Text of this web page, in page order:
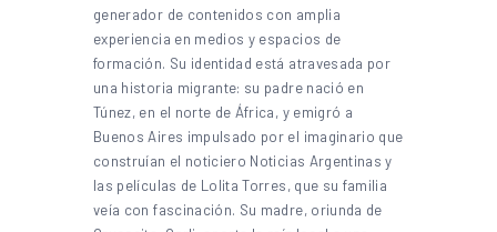
generador de contenidos con amplia
experiencia en medios y espacios de
formación. Su identidad está atravesada por
una historia migrante: su padre nació en
Túnez, en el norte de África, y emigró a
Buenos Aires impulsado por el imaginario que
construían el noticiero Noticias Argentinas y
las películas de Lolita Torres, que su familia
veía con fascinación. Su madre, oriunda de